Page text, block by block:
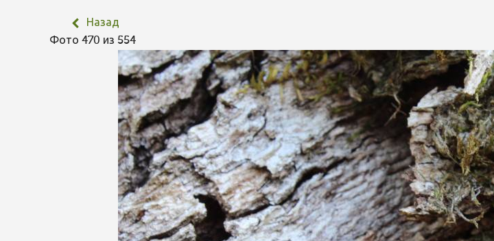
Назад
Фото 470 из 554